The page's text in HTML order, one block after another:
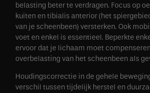
belasting beter te verdragen. Focus op
kuiten en tibialis anterior (het
van je scheenbeen) versterken. Ook
voet en enkel is essentieel. Beperkte
ervoor dat je lichaam moet
overbelasting van het scheenbeen als
Houdingscorrectie in de gehele
verschil tussen tijdelijk herstel en